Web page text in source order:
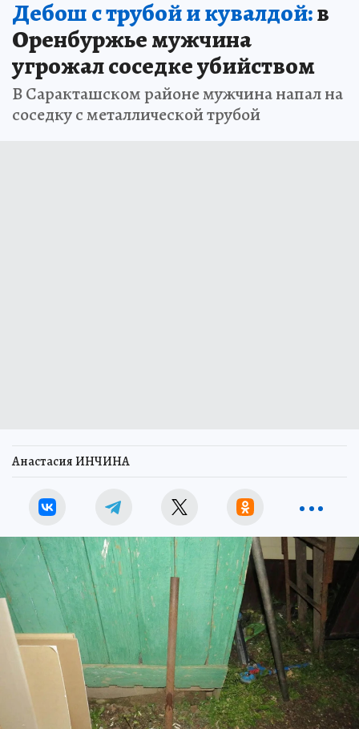
Дебош с трубой и кувалдой:в
Оренбуржье мужчина
угрожал соседке убийством
В Саракташском районе мужчина напал на
соседку с металлической трубой
Анастасия ИНЧИНА